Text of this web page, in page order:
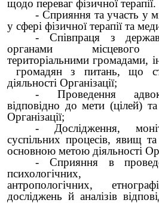
щодо переваг фізичної терапії.
- Сприяння та участь у
у сфері фізичної терапії та
- Співпраця з
органами місцевого
територіальними громадами,
громадян з питань, що
діяльності Організації;
- Проведення
відповідно до мети (цілей) та
Організації;
- Дослідження,
суспільних процесів, явищ
основною метою діяльності
- Сприяння в
психологічних,
антропологічних,
досліджень й аналізів